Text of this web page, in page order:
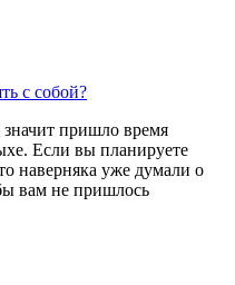
с собой?
значит пришло время
Если вы планируете
наверняка уже думали о
вам не пришлось